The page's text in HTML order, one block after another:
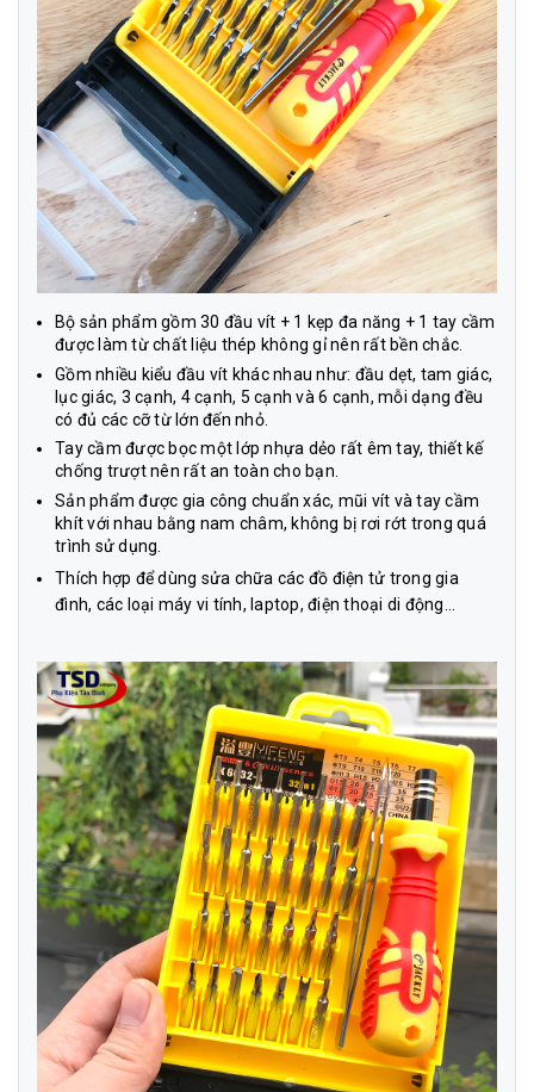
Bộ sản phẩm gồm 30 đầu vít + 1 kẹp đa năng + 1 tay cầm
được làm từ chất liệu thép không gỉ nên rất bền chắc.
Gồm nhiều kiểu đầu vít khác nhau như: đầu dẹt, tam giác,
lục giác, 3 cạnh, 4 cạnh, 5 cạnh và 6 cạnh, mỗi dạng đều
có đủ các cỡ từ lớn đến nhỏ.
Tay cầm được bọc một lớp nhựa dẻo rất êm tay, thiết kế
chống trượt nên rất an toàn cho bạn.
Sản phẩm được gia công chuẩn xác, mũi vít và tay cầm
khít với nhau bằng nam châm, không bị rơi rớt trong quá
trình sử dụng.
Thích hợp để dùng sửa chữa các đồ điện tử trong gia
đình, các loại máy vi tính, laptop, điện thoại di động…